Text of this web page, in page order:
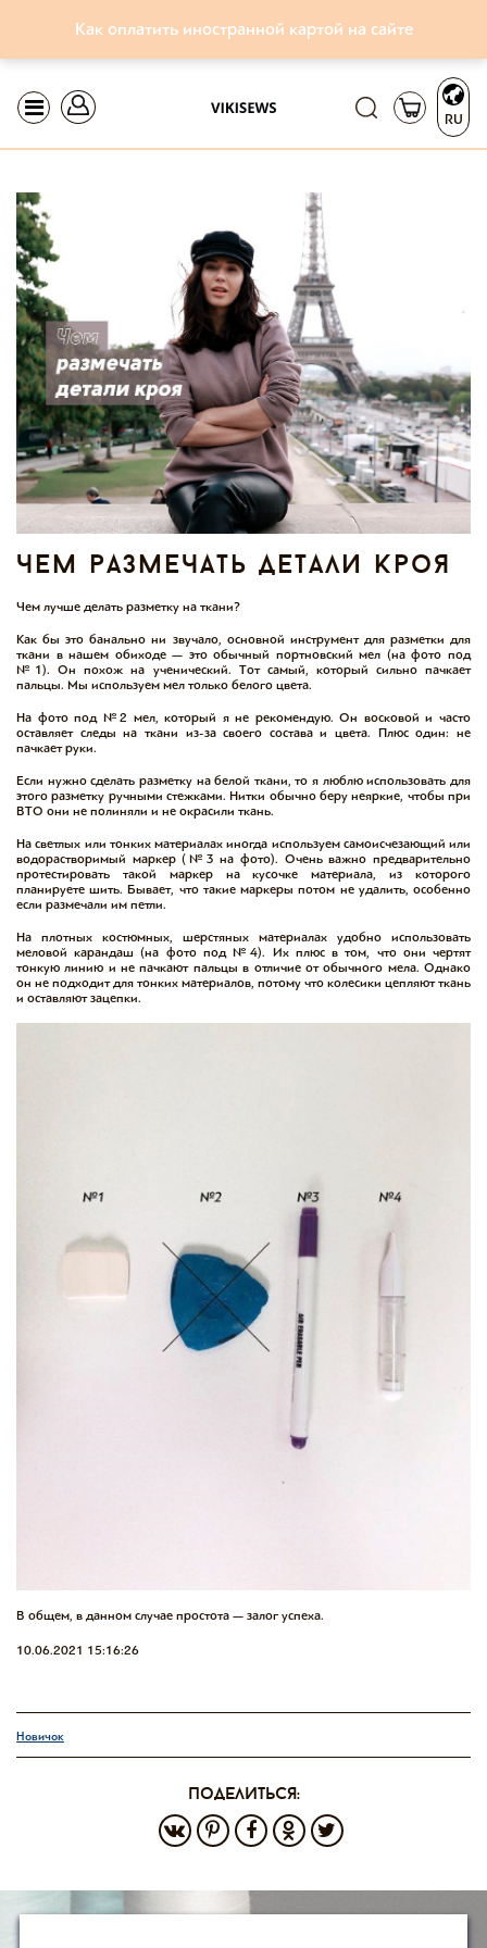
Как оплатить иностранной картой на сайте
RU
чем размечать детали кроя
Чем лучше делать разметку на ткани?
Как бы это банально ни звучало, основной инструмент для разметки для
ткани в нашем обиходе — это обычный портновский мел (на фото под
№1). Он похож на ученический. Тот самый, который сильно пачкает
пальцы. Мы используем мел только белого цвета.
На фото под №2 мел, который я не рекомендую. Он восковой и часто
оставляет следы на ткани из-за своего состава и цвета. Плюс один: не
пачкает руки.
Если нужно сделать разметку на белой ткани, то я люблю использовать для
этого разметку ручными стежками. Нитки обычно беру неяркие, чтобы при
ВТО они не полиняли и не окрасили ткань.
На светлых или тонких материалах иногда используем самоисчезающий или
водорастворимый маркер (№3 на фото). Очень важно предварительно
протестировать такой маркер на кусочке материала, из которого
планируете шить. Бывает, что такие маркеры потом не удалить, особенно
если размечали им петли.
На плотных костюмных, шерстяных материалах удобно использовать
меловой карандаш (на фото под №4). Их плюс в том, что они чертят
тонкую линию и не пачкают пальцы в отличие от обычного мела. Однако
он не подходит для тонких материалов, потому что колесики цепляют ткань
и оставляют зацепки.
В общем, в данном случае простота — залог успеха.
10.06.2021 15:16:26
Новичок
поделиться: